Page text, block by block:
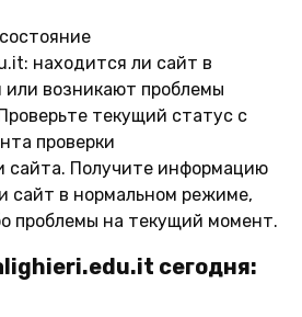
находится ли сайт в
или возникают проблемы
текущий статус с
проверки
сайта. Получите информацию
сайт в нормальном режиме,
проблемы на текущий момент.
сегодня: